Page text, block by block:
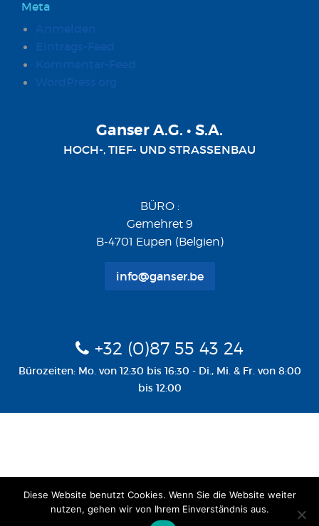
Meta
Ganser A.G. • S.A.
HOCH-, TIEF- UND STRASSENBAU
BÜRO :
Gemehret 9
B-4701 Eupen (Belgien)
info@ganser.be
+32 (0)87 55 43 24
Bürozeiten: Mo. von 12:30 bis 16:30 - Di., Mi. & Fr. von 8:00
bis 12:00
Diese Website benutzt Cookies. Wenn Sie die Website weiter
nutzen, gehen wir von Ihrem Einverständnis aus.